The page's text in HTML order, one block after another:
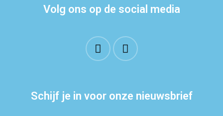
Volg ons op de social media
Schijf je in voor onze nieuwsbrief